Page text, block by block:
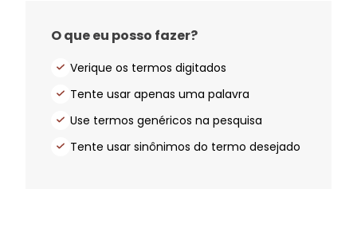
O que eu posso fazer?
Verique os termos digitados
Tente usar apenas uma palavra
Use termos genéricos na pesquisa
Tente usar sinônimos do termo desejado